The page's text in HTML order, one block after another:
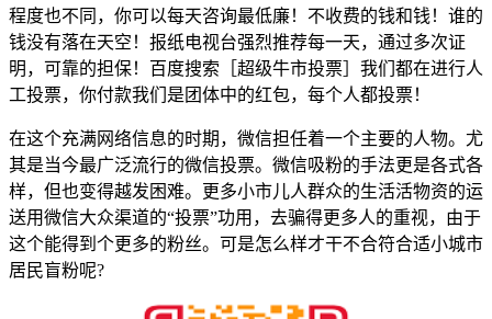
程度也不同，你可以每天咨询最低廉！不收费的钱和钱！谁的
钱没有落在天空！报纸电视台强烈推荐每一天，通过多次证
明，可靠的担保！百度搜索［超级牛市投票］我们都在进行人
工投票，你付款我们是团体中的红包，每个人都投票！
在这个充满网络信息的时期，微信担任着一个主要的人物。尤
其是当今最广泛流行的微信投票。微信吸粉的手法更是各式各
样，但也变得越发困难。更多小市儿人群众的生活活物资的运
送用微信大众渠道的“投票”功用，去骗得更多人的重视，由于
这个能得到个更多的粉丝。可是怎么样才干不合符合适小城市
居民盲粉呢?